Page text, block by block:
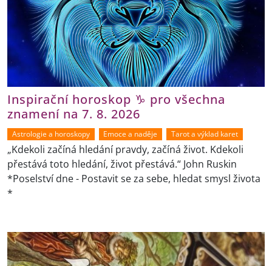
Inspirační horoskop ♑ pro všechna
znamení na 7. 8. 2026
Astrologie a horoskopy Emoce a naděje Tarot a výklad karet
„Kdekoli začíná hledání pravdy, začíná život. Kdekoli
přestává toto hledání, život přestává.“ John Ruskin
*Poselství dne - Postavit se za sebe, hledat smysl života
*